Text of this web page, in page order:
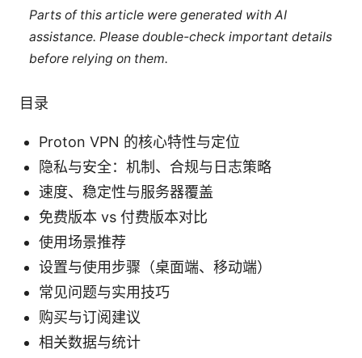
Parts of this article were generated with AI
assistance. Please double-check important details
before relying on them.
目录
Proton VPN 的核心特性与定位
隐私与安全：机制、合规与日志策略
速度、稳定性与服务器覆盖
免费版本 vs 付费版本对比
使用场景推荐
设置与使用步骤（桌面端、移动端）
常见问题与实用技巧
购买与订阅建议
相关数据与统计